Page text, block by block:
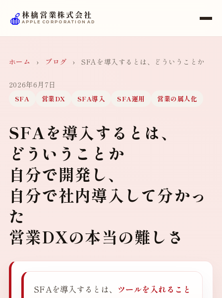
🍎林檎営業株式会社
APPLE CORPORATION AD
ホーム › ブログ › SFAを導入するとは、どういうことか
2026年6月7日
SFA 営業DX SFA導入 SFA運用 営業の属人化
SFAを導入するとは、
どういうことか
自分で開発し、
自分で社内導入して分かっ
た
営業DXの本当の難しさ
SFAを導入するとは、 ツールを入れること